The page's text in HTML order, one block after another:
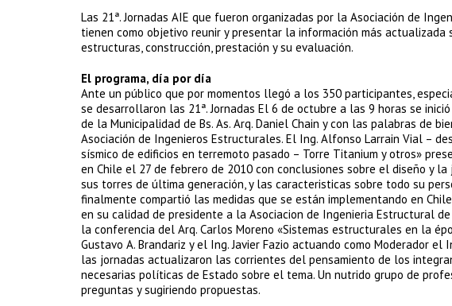
Las 21ª. Jornadas AIE que fueron organizadas por la Asociación de
tienen como objetivo reunir y presentar la información más actualizada
estructuras, construcción, prestación y su evaluación.
El programa, día por día
Ante un público que por momentos llegó a los 350 participantes,
se desarrollaron las 21ª. Jornadas El 6 de octubre a las 9 horas se
de la Municipalidad de Bs. As. Arq. Daniel Chain y con las palabras de
Asociación de Ingenieros Estructurales. El Ing. Alfonso Larrain Vial –
sísmico de edificios en terremoto pasado – Torre Titanium y otros»
en Chile el 27 de febrero de 2010 con conclusiones sobre el diseño y
sus torres de última generación, y las caracteristicas sobre todo su
finalmente compartió las medidas que se están implementando en
en su calidad de presidente a la Asociacion de Ingenieria Estructural
la conferencia del Arq. Carlos Moreno «Sistemas estructurales en la
Gustavo A. Brandariz y el Ing. Javier Fazio actuando como Moderador
las jornadas actualizaron las corrientes del pensamiento de los
necesarias políticas de Estado sobre el tema. Un nutrido grupo de
preguntas y sugiriendo propuestas.